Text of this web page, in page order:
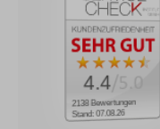
2138 Bewertungen
Stand: 07.08.26
4.4/5.0